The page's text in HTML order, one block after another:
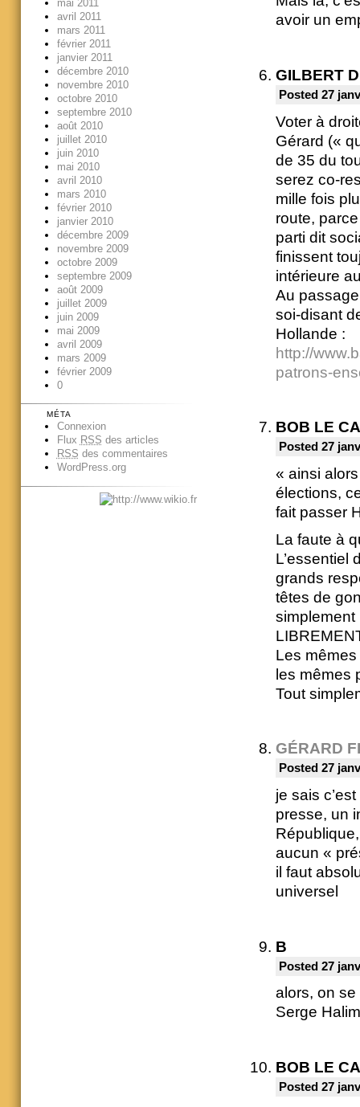
avoir un
GILBERT
Posted 27
Voter à
Gérard («
de 35 du
serez co-
mille fois
route,
parti dit
finissent
intérieure
Au
soi-disant
Hollande :
http://
patrons-
BOB LE
Posted 27
« ainsi
élections,
fait passer
La faute à
L’essentiel
grands
têtes de
simplement
Les
les mêmes
Tout
GÉRARD
Posted 27
je sais
presse, un
République,
aucun «
il faut
universel
B
Posted 27
alors, on
Serge
BOB LE
Posted 27
mai 2011
avril 2011
mars 2011
février 2011
janvier 2011
décembre 2010
novembre 2010
octobre 2010
septembre 2010
août 2010
juillet 2010
juin 2010
mai 2010
avril 2010
mars 2010
février 2010
janvier 2010
décembre 2009
novembre 2009
octobre 2009
septembre 2009
août 2009
juillet 2009
juin 2009
mai 2009
avril 2009
mars 2009
février 2009
0
MÉTA
Connexion
Flux RSS des articles
RSS des commentaires
WordPress.org